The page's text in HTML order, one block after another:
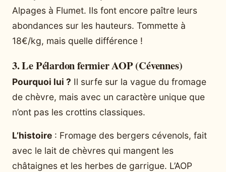
Alpages à Flumet. Ils font encore paître leurs
abondances sur les hauteurs. Tommette à
18€/kg, mais quelle différence !
3. Le Pélardon fermier AOP (Cévennes)
Pourquoi lui ? Il surfe sur la vague du fromage
de chèvre, mais avec un caractère unique que
n’ont pas les crottins classiques.
L’histoire : Fromage des bergers cévenols, fait
avec le lait de chèvres qui mangent les
châtaignes et les herbes de garrigue. L’AOP